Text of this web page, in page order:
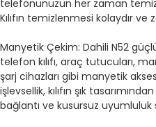
telefonunuzun her zaman
Kılıfın temizlenmesi kolaydır
Manyetik Çekim: Dahili N52
telefon kılıfı, araç tutucuları,
şarj cihazları gibi manyetik
işlevsellik, kılıfın şık
bağlantı ve kusursuz uyumluluk